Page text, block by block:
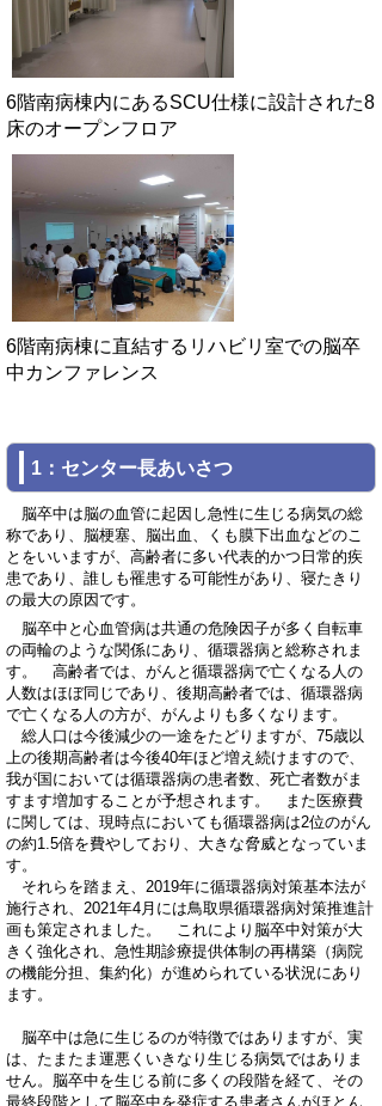
6階南病棟内にあるSCU仕様に設計された8
床のオープンフロア
6階南病棟に直結するリハビリ室での脳卒
中カンファレンス
1：センター長あいさつ
脳卒中は脳の血管に起因し急性に生じる病気の総
称であり、脳梗塞、脳出血、くも膜下出血などのこ
とをいいますが、高齢者に多い代表的かつ日常的疾
患であり、誰しも罹患する可能性があり、寝たきり
の最大の原因です。
脳卒中と心血管病は共通の危険因子が多く自転車
の両輪のような関係にあり、循環器病と総称されま
す。 高齢者では、がんと循環器病で亡くなる人の
人数はほぼ同じであり、後期高齢者では、循環器病
で亡くなる人の方が、がんよりも多くなります。
総人口は今後減少の一途をたどりますが、75歳以
上の後期高齢者は今後40年ほど増え続けますので、
我が国においては循環器病の患者数、死亡者数がま
すます増加することが予想されます。 また医療費
に関しては、現時点においても循環器病は2位のがん
の約1.5倍を費やしており、大きな脅威となっていま
す。
それらを踏まえ、2019年に循環器病対策基本法が
施行され、2021年4月には鳥取県循環器病対策推進計
画も策定されました。 これにより脳卒中対策が大
きく強化され、急性期診療提供体制の再構築（病院
の機能分担、集約化）が進められている状況にあり
ます。
脳卒中は急に生じるのが特徴ではありますが、実
は、たまたま運悪くいきなり生じる病気ではありま
せん。脳卒中を生じる前に多くの段階を経て、その
最終段階として脳卒中を発症する患者さんがほとん